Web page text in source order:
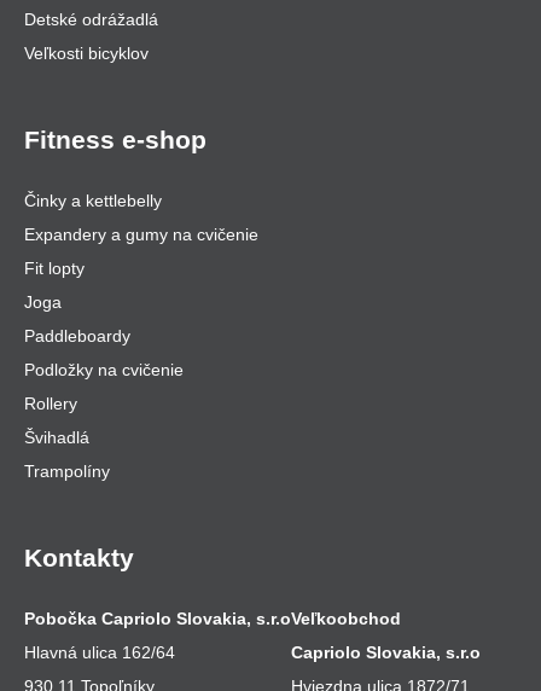
Detské odrážadlá
Veľkosti bicyklov
Fitness e-shop
Činky a kettlebelly
Expandery a gumy na cvičenie
Fit lopty
Joga
Paddleboardy
Podložky na cvičenie
Rollery
Švihadlá
Trampolíny
Kontakty
Pobočka Capriolo Slovakia, s.r.o
Hlavná ulica 162/64
930 11 Topoľníky
Veľkoobchod
Capriolo Slovakia, s.r.o
Hviezdna ulica 1872/71